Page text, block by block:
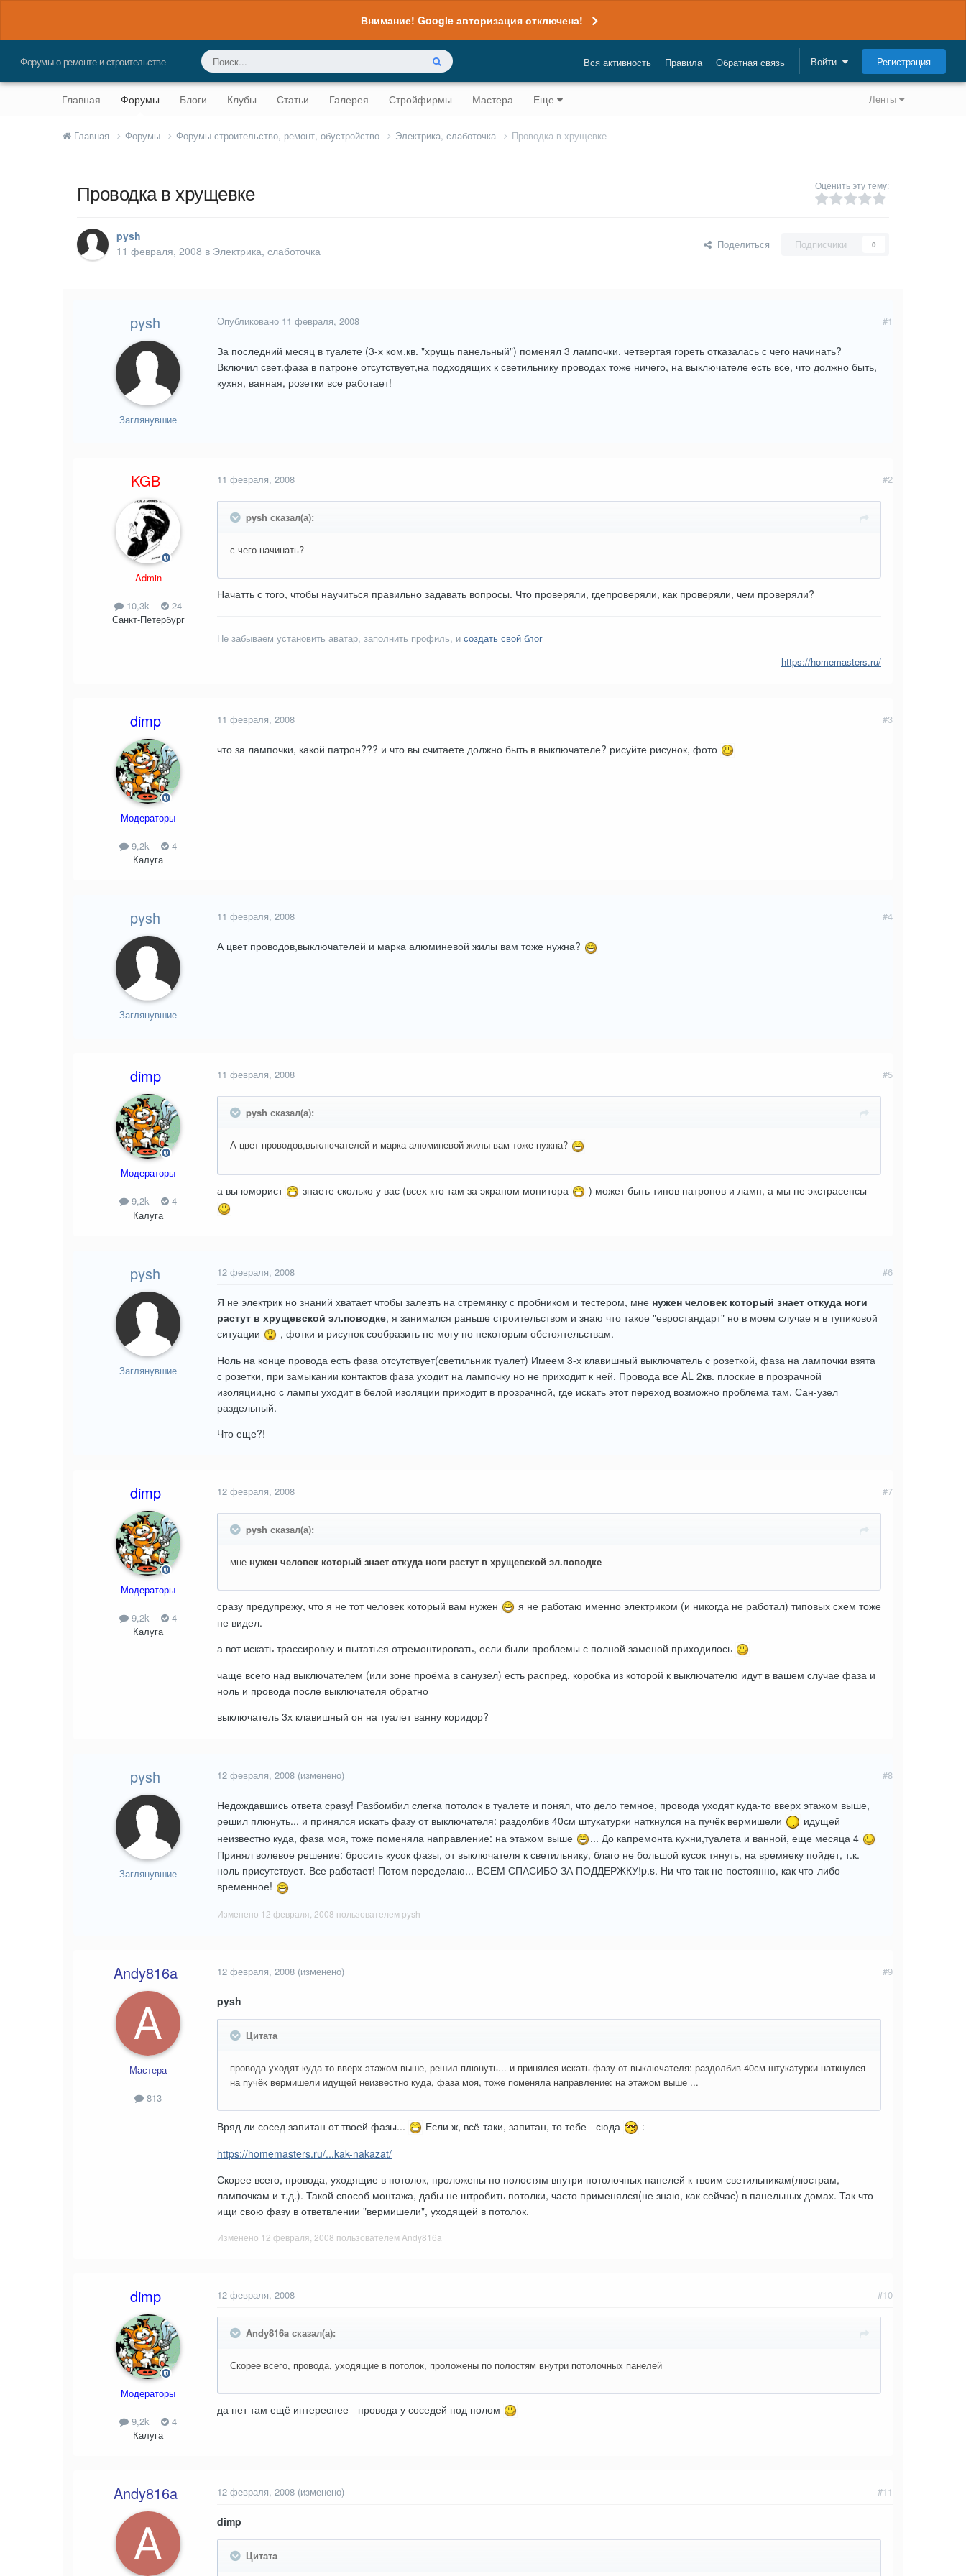
Внимание! Google авторизация отключена!
Форумы о ремонте и строительстве Вся активность Правила Обратная связь Войти Регистрация
Ленты
Главная Форумы Блоги Клубы Статьи Галерея Стройфирмы Мастера Еще
Главная Форумы Форумы строительство, ремонт, обустройство Электрика, слаботочка Проводка в хрущевке
Проводка в хрущевке Оценить эту тему:
pysh
11 февраля, 2008 в Электрика, слаботочка Поделиться Подписчики 0
pysh
Заглянувшие
#1
Опубликовано 11 февраля, 2008
За последний месяц в туалете (3-х ком.кв. "хрущь панельный") поменял 3 лампочки. четвертая гореть отказалась с чего начинать?
Включил свет.фаза в патроне отсутствует,на подходящих к светильнику проводах тоже ничего, на выключателе есть все, что должно быть,
кухня, ванная, розетки все работает!
KGB
Admin
10,3k
24
Санкт-Петербург
#2
11 февраля, 2008
pysh сказал(а):
с чего начинать?
Начатть с того, чтобы научиться правильно задавать вопросы. Что проверяли, гдепроверяли, как проверяли, чем проверяли?
Не забываем установить аватар, заполнить профиль, и создать свой блог
https://homemasters.ru/
dimp
Модераторы
9,2k
4
Калуга
#3
11 февраля, 2008
что за лампочки, какой патрон??? и что вы считаете должно быть в выключателе? рисуйте рисунок, фото
pysh
Заглянувшие
#4
11 февраля, 2008
А цвет проводов,выключателей и марка алюминевой жилы вам тоже нужна?
dimp
Модераторы
9,2k
4
Калуга
#5
11 февраля, 2008
pysh сказал(а):
А цвет проводов,выключателей и марка алюминевой жилы вам тоже нужна?
а вы юморист знаете сколько у вас (всех кто там за экраном монитора ) может быть типов патронов и ламп, а мы не экстрасенсы
pysh
Заглянувшие
#6
12 февраля, 2008
Я не электрик но знаний хватает чтобы залезть на стремянку с пробником и тестером, мне нужен человек который знает откуда ноги
растут в хрущевской эл.поводке, я занимался раньше строительством и знаю что такое "евростандарт" но в моем случае я в тупиковой
ситуации
, фотки и рисунок сообразить не могу по некоторым обстоятельствам.
Ноль на конце провода есть фаза отсутствует(светильник туалет) Имеем 3-х клавишный выключатель с розеткой, фаза на лампочки взята
с розетки, при замыкании контактов фаза уходит на лампочку но не приходит к ней. Провода все AL 2кв. плоские в прозрачной
изоляции,но с лампы уходит в белой изоляции приходит в прозрачной, где искать этот переход возможно проблема там, Сан-узел
раздельный.
Что еще?!
dimp
Модераторы
9,2k
4
Калуга
#7
12 февраля, 2008
pysh сказал(а):
мне нужен человек который знает откуда ноги растут в хрущевской эл.поводке
сразу предупрежу, что я не тот человек который вам нужен
я не работаю именно электриком (и никогда не работал) типовых схем тоже
не видел.
а вот искать трассировку и пытаться отремонтировать, если были проблемы с полной заменой приходилось
чаще всего над выключателем (или зоне проёма в санузел) есть распред. коробка из которой к выключателю идут в вашем случае фаза и
ноль и провода после выключателя обратно
выключатель 3х клавишный он на туалет ванну коридор?
pysh
Заглянувшие
#8
12 февраля, 2008 (изменено)
Недождавшись ответа сразу! Разбомбил слегка потолок в туалете и понял, что дело темное, провода уходят куда-то вверх этажом выше,
решил плюнуть... и принялся искать фазу от выключателя: раздолбив 40см штукатурки наткнулся на пучёк вермишели
идущей
неизвестно куда, фаза моя, тоже поменяла направление: на этажом выше
... До капремонта кухни,туалета и ванной, еще месяца 4
Принял волевое решение: бросить кусок фазы, от выключателя к светильнику, благо не большой кусок тянуть, на времяеку пойдет, т.к.
ноль присутствует. Все работает! Потом переделаю... ВСЕМ СПАСИБО ЗА ПОДДЕРЖКУ!p.s. Ни что так не постоянно, как что-либо
временное!
Изменено 12 февраля, 2008 пользователем pysh
Andy816a
Мастера
813
#9
12 февраля, 2008 (изменено)
pysh
Цитата
провода уходят куда-то вверх этажом выше, решил плюнуть... и принялся искать фазу от выключателя: раздолбив 40см штукатурки наткнулся
на пучёк вермишели идущей неизвестно куда, фаза моя, тоже поменяла направление: на этажом выше ...
Вряд ли сосед запитан от твоей фазы... Если ж, всё-таки, запитан, то тебе - сюда
:
https://homemasters.ru/...kak-nakazat/
Скорее всего, провода, уходящие в потолок, проложены по полостям внутри потолочных панелей к твоим светильникам(люстрам,
лампочкам и т.д.). Такой способ монтажа, дабы не штробить потолки, часто применялся(не знаю, как сейчас) в панельных домах. Так что -
ищи свою фазу в ответвлении "вермишели", уходящей в потолок.
Изменено 12 февраля, 2008 пользователем Andy816a
dimp
Модераторы
9,2k
4
Калуга
#10
12 февраля, 2008
Andy816a сказал(а):
Скорее всего, провода, уходящие в потолок, проложены по полостям внутри потолочных панелей
да нет там ещё интереснее - провода у соседей под полом
Andy816a #11
12 февраля, 2008 (изменено)
dimp
Цитата